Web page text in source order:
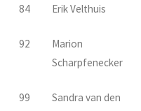
84 Erik Velthuis
92
Marion
Scharpfenecker
99
Sandra van den